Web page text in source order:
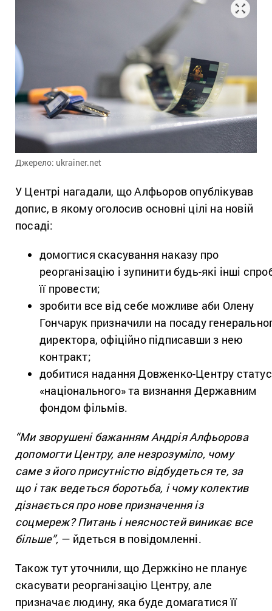
Джерело: ukrainer.net
У Центрі нагадали, що Алфьоров опублікував
допис, в якому оголосив основні цілі на новій
посаді:
домогтися скасування наказу про
реорганізацію і зупинити будь-які інші
її провести;
зробити все від себе можливе аби Олену
Гончарук призначили на посаду
директора, офіційно підписавши з нею
контракт;
добитися надання Довженко-Центру
«національного» та визнання Державним
фондом фільмів.
“Ми зворушені бажанням Андрія Алфьорова
допомогти Центру, але незрозуміло, чому
саме з його присутністю відбудеться те, за
що і так ведеться боротьба, і чому колектив
дізнається про нове призначення із
соцмереж? Питань і неясностей виникає все
більше”, — йдеться в повідомленні.
Також тут уточнили, що Держкіно не планує
скасувати реорганізацію Центру, але
призначає людину, яка буде домагатися її